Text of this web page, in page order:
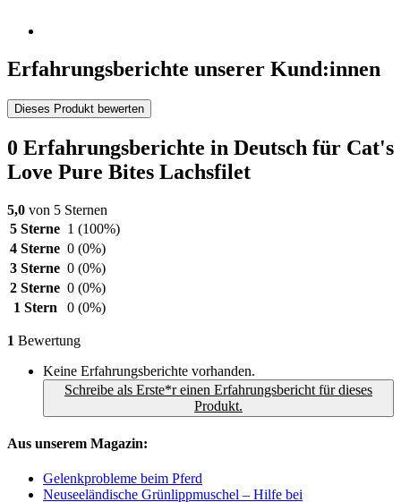
Erfahrungsberichte unserer Kund:innen
Dieses Produkt bewerten
0 Erfahrungsberichte in Deutsch für Cat's
Love Pure Bites Lachsfilet
5,0 von 5 Sternen
5 Sterne 1 (100%)
4 Sterne 0 (0%)
3 Sterne 0 (0%)
2 Sterne 0 (0%)
1 Stern
0 (0%)
1 Bewertung
Keine Erfahrungsberichte vorhanden.
Schreibe als Erste*r einen Erfahrungsbericht für dieses
Produkt.
Aus unserem Magazin:
Gelenkprobleme beim Pferd
Neuseeländische Grünlippmuschel – Hilfe bei